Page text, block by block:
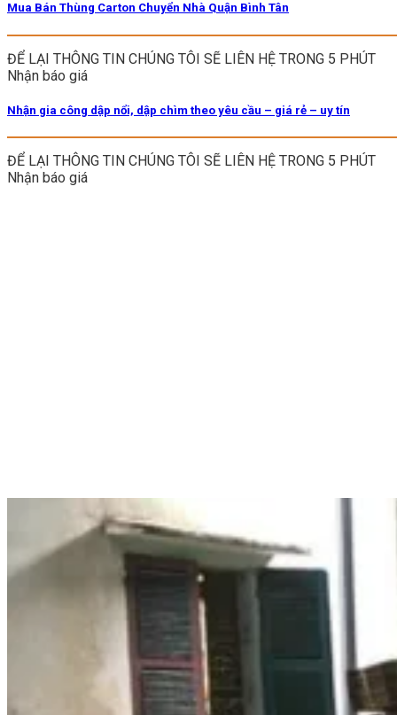
Mua Bán Thùng Carton Chuyển Nhà Quận Bình Tân
ĐỂ LẠI THÔNG TIN CHÚNG TÔI SẼ LIÊN HỆ TRONG 5 PHÚT
Nhận báo giá
Nhận gia công dập nổi, dập chìm theo yêu cầu – giá rẻ – uy tín
ĐỂ LẠI THÔNG TIN CHÚNG TÔI SẼ LIÊN HỆ TRONG 5 PHÚT
Nhận báo giá